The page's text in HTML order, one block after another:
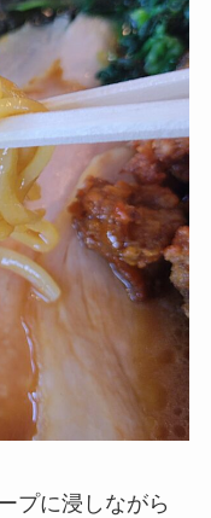
プに浸しながら